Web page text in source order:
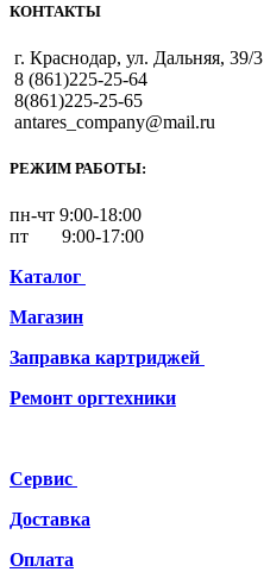
КОНТАКТЫ
г. Краснодар, ул. Дальняя, 39/3
8 (861)225-25-64
8(861)225-25-65
antares_company@mail.ru
РЕЖИМ РАБОТЫ:
пн-чт 9:00-18:00
пт 9:00-17:00
Каталог
Магазин
Заправка картриджей
Ремонт оргтехники
Сервис
Доставка
Оплата